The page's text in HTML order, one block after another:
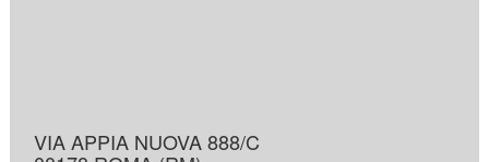
VIA APPIA NUOVA 888/C